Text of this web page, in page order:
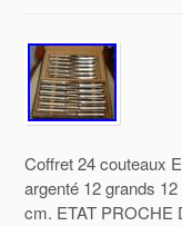
Coffret 24 couteaux
argenté 12 grands
cm. ETAT PROCHE